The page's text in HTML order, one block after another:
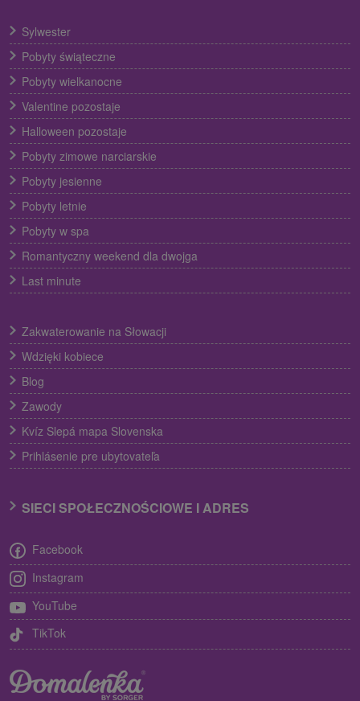
Sylwester
Pobyty świąteczne
Pobyty wielkanocne
Valentine pozostaje
Halloween pozostaje
Pobyty zimowe narciarskie
Pobyty jesienne
Pobyty letnie
Pobyty w spa
Romantyczny weekend dla dwojga
Last minute
Zakwaterowanie na Słowacji
Wdzięki kobiece
Blog
Zawody
Kvíz Slepá mapa Slovenska
Prihlásenie pre ubytovateľa
SIECI SPOŁECZNOŚCIOWE I ADRES
Facebook
Instagram
YouTube
TikTok